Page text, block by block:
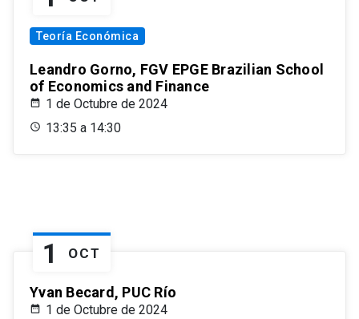
Teoría Económica
Leandro Gorno, FGV EPGE Brazilian School
of Economics and Finance
1 de Octubre de 2024
13:35 a 14:30
1 OCT
Yvan Becard, PUC Río
1 de Octubre de 2024